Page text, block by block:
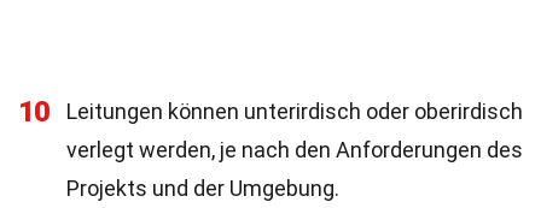
10
Leitungen können unterirdisch oder oberirdisch
verlegt werden, je nach den Anforderungen des
Projekts und der Umgebung.